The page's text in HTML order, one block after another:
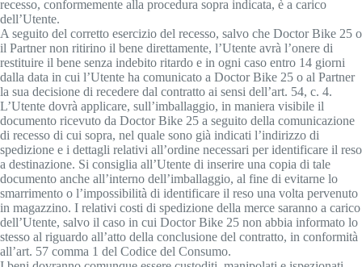
recesso, conformemente alla procedura sopra indicata, è a carico
dell’Utente.
A seguito del corretto esercizio del recesso, salvo che Doctor Bike 25 o
il Partner non ritirino il bene direttamente, l’Utente avrà l’onere di
restituire il bene senza indebito ritardo e in ogni caso entro 14 giorni
dalla data in cui l’Utente ha comunicato a Doctor Bike 25 o al Partner
la sua decisione di recedere dal contratto ai sensi dell’art. 54, c. 4.
L’Utente dovrà applicare, sull’imballaggio, in maniera visibile il
documento ricevuto da Doctor Bike 25 a seguito della comunicazione
di recesso di cui sopra, nel quale sono già indicati l’indirizzo di
spedizione e i dettagli relativi all’ordine necessari per identificare il reso
a destinazione. Si consiglia all’Utente di inserire una copia di tale
documento anche all’interno dell’imballaggio, al fine di evitarne lo
smarrimento o l’impossibilità di identificare il reso una volta pervenuto
in magazzino. I relativi costi di spedizione della merce saranno a carico
dell’Utente, salvo il caso in cui Doctor Bike 25 non abbia informato lo
stesso al riguardo all’atto della conclusione del contratto, in conformità
all’art. 57 comma 1 del Codice del Consumo.